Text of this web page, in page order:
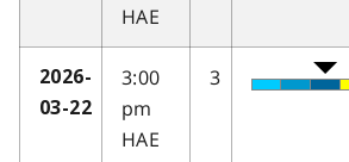
HAE
2026-
03-22
3:00
pm
HAE
3